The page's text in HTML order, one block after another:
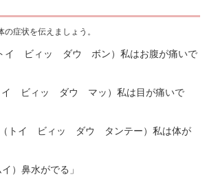
症状を伝えましょう。
イ ビィッ ダウ ボン）私はお腹が痛いで
イ ビィッ ダウ マッ）私は目が痛いで
（トイ ビィッ ダウ タンテー）私は体が
）鼻水がでる」